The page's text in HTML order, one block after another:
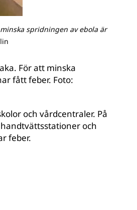
spridningen av ebola är
För att minska
fått feber. Foto:
och vårdcentraler. På
och
feber.